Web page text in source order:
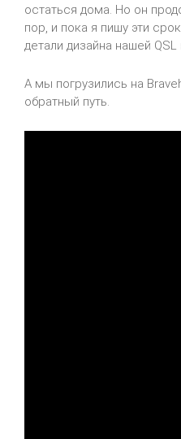
остаться дома. Но он
пор, и пока я пишу эти
детали дизайна нашей QSL
А мы погрузились на
обратный путь.